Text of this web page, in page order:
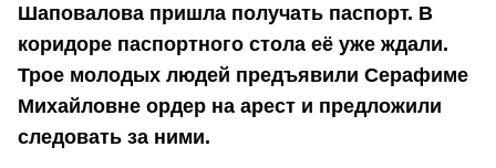
Шаповалова пришла получать паспорт. В
коридоре паспортного стола её уже ждали.
Трое молодых людей предъявили Серафиме
Михайловне ордер на арест и предложили
следовать за ними.